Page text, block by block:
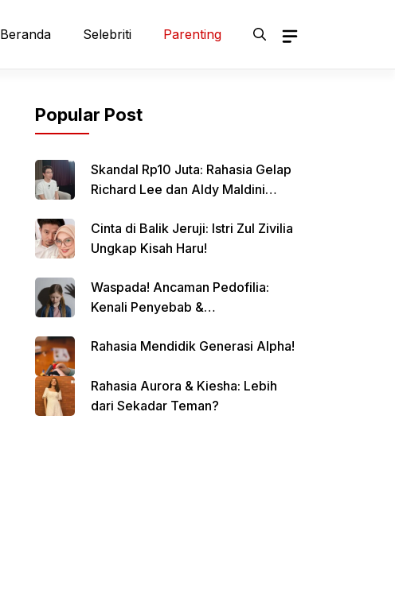
Beranda Selebriti Parenting
Popular Post
Skandal Rp10 Juta: Rahasia Gelap
Richard Lee dan Aldy Maldini
Cinta di Balik Jeruji: Istri Zul Zivilia
Ungkap Kisah Haru!
Waspada! Ancaman Pedofilia:
Kenali Penyebab &
Rahasia Mendidik Generasi Alpha!
Rahasia Aurora & Kiesha: Lebih
dari Sekadar Teman?